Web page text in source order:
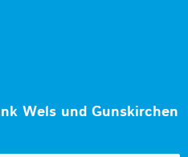
Wels und Gunskirchen